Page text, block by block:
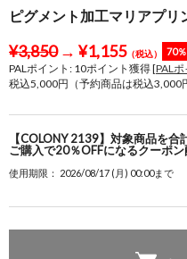
ピグメント加工マリアプリ
¥3,850→ ¥1,155（税込） 70
PALポイント: 10ポイント獲得 [PAL
税込5,000円（予約商品は税込3,000
【COLONY 2139】対象商品を
ご購入で20％OFFになるクーポン
使用期限： 2026/08/17 (月) 00:00まで